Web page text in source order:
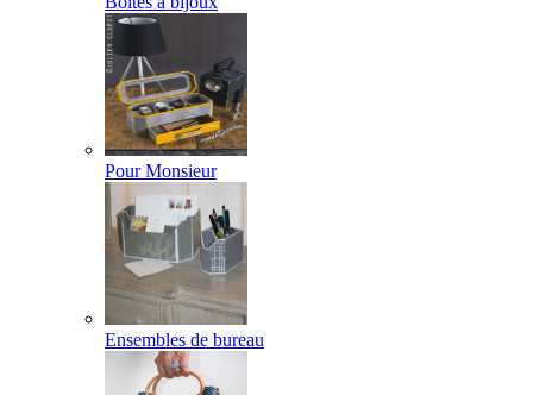
Pour Monsieur
Ensembles de bureau